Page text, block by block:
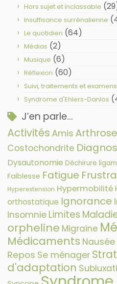
Hors sujet et inclassable
Insuffisance surrénalienne
Le quotidien (64)
Médias (2)
Musique (6)
Réflexion (60)
Suivi, traitements et examens
Syndrome d'Ehlers-Danlos
J’en parle…
Activités Amis Arthrose
Costochondrite
Dysautonomie Déchirure
Faiblesse Fatigue
Hyperextension Hypermobilité
orthostatique Ignorance
Insomnie Limites
orpheline Migraine
Médicaments Nausée
Repos Se ménager
d'adaptation